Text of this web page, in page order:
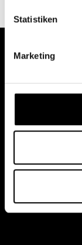
Statistiken
Marketing
Das
Sophienstraße 21,
0711 280 419 0